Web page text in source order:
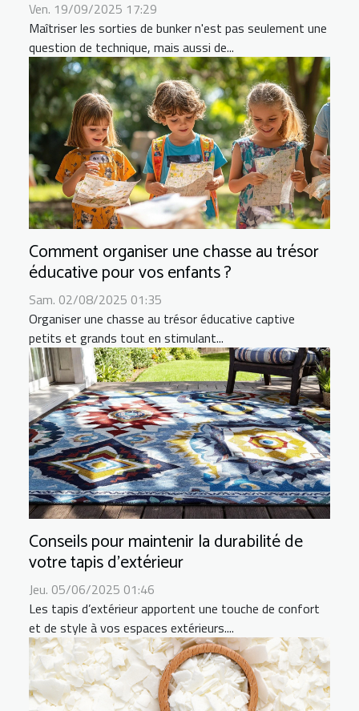
Ven. 19/09/2025 17:29
Maîtriser les sorties de bunker n'est pas seulement une
question de technique, mais aussi de...
Comment organiser une chasse au trésor
éducative pour vos enfants ?
Sam. 02/08/2025 01:35
Organiser une chasse au trésor éducative captive
petits et grands tout en stimulant...
Conseils pour maintenir la durabilité de
votre tapis d'extérieur
Jeu. 05/06/2025 01:46
Les tapis d’extérieur apportent une touche de confort
et de style à vos espaces extérieurs....